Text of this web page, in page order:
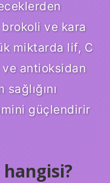
brokoli ve kara
miktarda lif, C
antioksidan
güçlendirir